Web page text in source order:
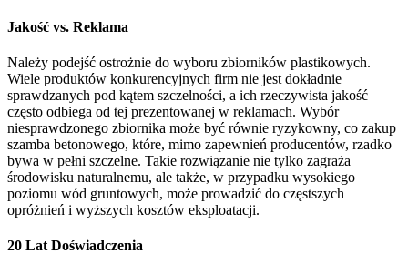
Jakość vs. Reklama
Należy podejść ostrożnie do wyboru zbiorników plastikowych.
Wiele produktów konkurencyjnych firm nie jest dokładnie
sprawdzanych pod kątem szczelności, a ich rzeczywista jakość
często odbiega od tej prezentowanej w reklamach. Wybór
niesprawdzonego zbiornika może być równie ryzykowny, co zakup
szamba betonowego, które, mimo zapewnień producentów, rzadko
bywa w pełni szczelne. Takie rozwiązanie nie tylko zagraża
środowisku naturalnemu, ale także, w przypadku wysokiego
poziomu wód gruntowych, może prowadzić do częstszych
opróżnień i wyższych kosztów eksploatacji.
20 Lat Doświadczenia